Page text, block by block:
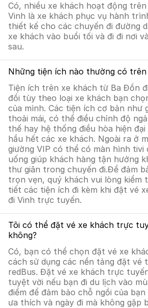
Có, nhiều xe khách hoạt động
Vinh là xe khách phục vụ hành
thiết kế cho các chuyến đi đường
xe khách vào buổi tối và đi đi nơi
sau.
Những tiện ích nào thường có trên
Tiện ích trên xe khách từ Ba Đồn
đổi tùy theo loại xe khách bạn
của mình. Các tiện ích cơ bản như
thoải mái, có thể điều chỉnh độ
thế hay hệ thống điều hòa hiện
hầu hết các xe khách. Ngoài ra ở
giường VIP có thể có màn hình tivi
uống giúp khách hàng tận hưởng
thư giãn trong chuyến đi.Để đảm
trọn vẹn, quý khách vui lòng kiểm
tiết các tiện ích đi kèm khi đặt vé
đi Vinh trực tuyến.
Tôi có thể đặt vé xe khách trực
không?
Có, bạn có thể chọn đặt vé xe
cách sử dụng các nền tảng đặt vé
redBus. Đặt vé xe khách trực
tuyệt vời nếu bạn đi du lịch vào
điểm để đảm bảo chỗ ngồi của
ưa thích và ngày đi mà không gặp